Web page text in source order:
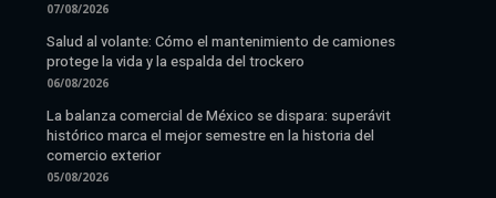
07/08/2026
Salud al volante: Cómo el mantenimiento de camiones
protege la vida y la espalda del trockero
06/08/2026
La balanza comercial de México se dispara: superávit
histórico marca el mejor semestre en la historia del
comercio exterior
05/08/2026